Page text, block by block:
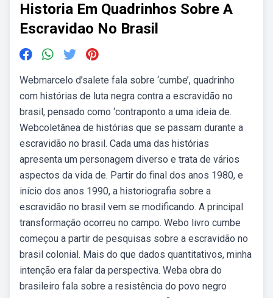
Historia Em Quadrinhos Sobre A
Escravidao No Brasil
Webmarcelo d’salete fala sobre ‘cumbe’, quadrinho
com histórias de luta negra contra a escravidão no
brasil, pensado como ‘contraponto a uma ideia de.
Webcoletânea de histórias que se passam durante a
escravidão no brasil. Cada uma das histórias
apresenta um personagem diverso e trata de vários
aspectos da vida de. Partir do final dos anos 1980, e
início dos anos 1990, a historiografia sobre a
escravidão no brasil vem se modificando. A principal
transformação ocorreu no campo. Webo livro cumbe
começou a partir de pesquisas sobre a escravidão no
brasil colonial. Mais do que dados quantitativos, minha
intenção era falar da perspectiva. Weba obra do
brasileiro fala sobre a resistência do povo negro